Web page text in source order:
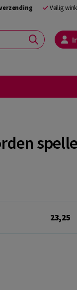
Veilig
23,25